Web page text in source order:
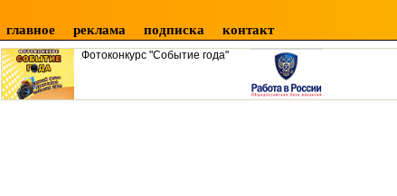
главное реклама подписка контакт
Фотоконкурс "Событие года"